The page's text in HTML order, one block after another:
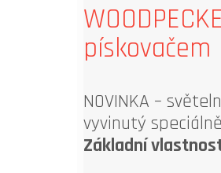
pískovačem
NOVINKA –
vyvinutý
Základní